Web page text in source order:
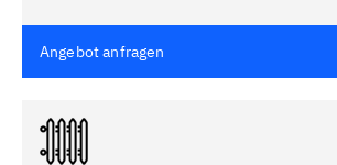
Angebot anfragen